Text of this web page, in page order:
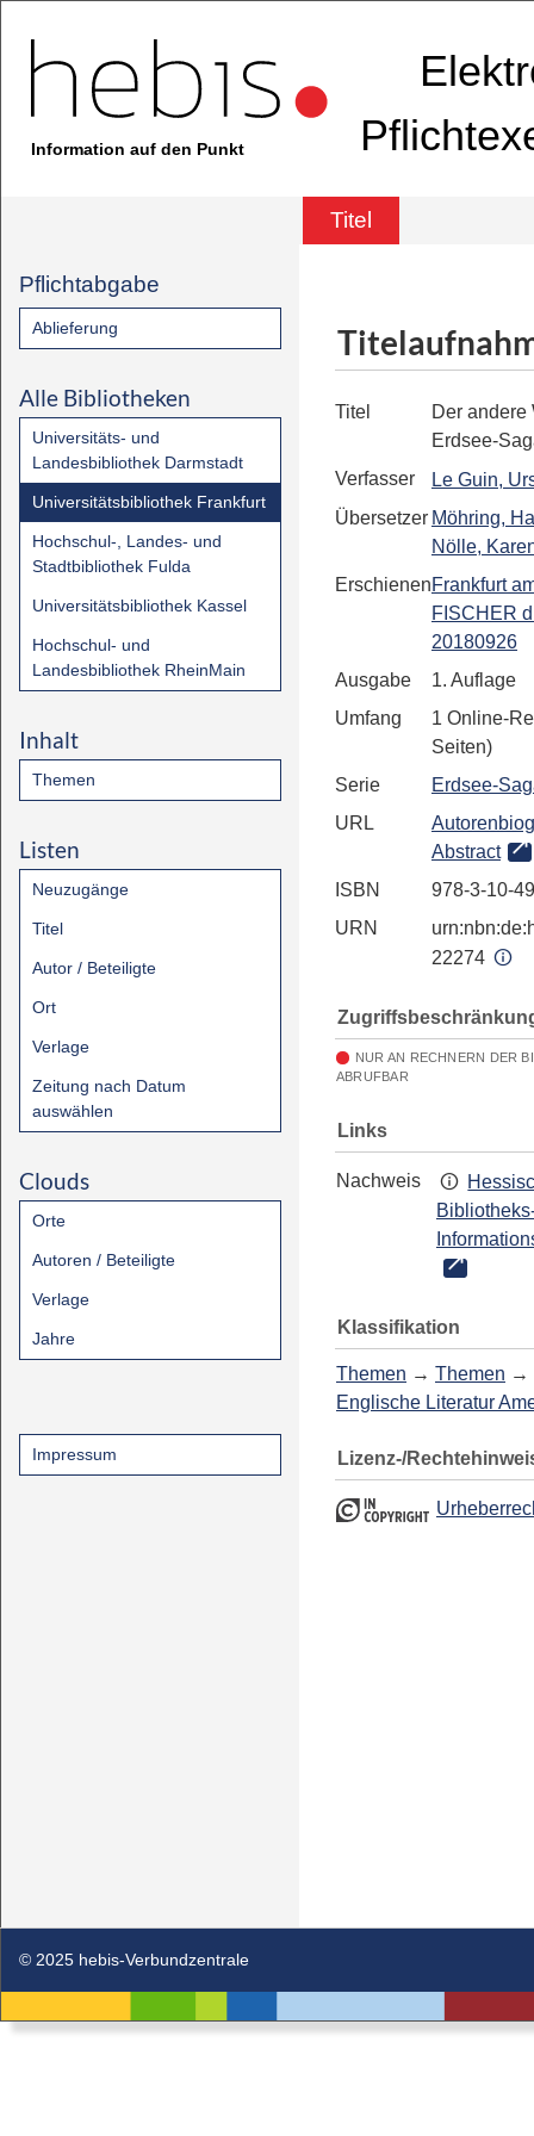
Information auf den Punkt
Titel
Pflichtabgabe
Ablieferung
Alle Bibliotheken
Universitäts- und
Landesbibliothek Darmstadt
Universitätsbibliothek Frankfurt
Hochschul-, Landes- und
Stadtbibliothek Fulda
Universitätsbibliothek Kassel
Hochschul- und
Landesbibliothek RheinMain
Inhalt
Themen
Listen
Neuzugänge
Titel
Autor / Beteiligte
Ort
Verlage
Zeitung nach Datum
auswählen
Clouds
Orte
Autoren / Beteiligte
Verlage
Jahre
Impressum
Titel
Der andere
Erdsee-
Verfasser
Le Guin,
Übersetzer Möhring,
Nölle,
ErschienenFrankfurt
FISCHER
20180926
Ausgabe
1. Auflage
Umfang
1 Online-
Seiten)
Serie
Erdsee-
URL
Abstract
ISBN
978-3-10-
URN
22274
NUR AN RECHNERN DER
ABRUFBAR
Links
Nachweis
Klassifikation
Themen → Themen →
Englische Literatur
Lizenz-/
© 2025 hebis-Verbundzentrale